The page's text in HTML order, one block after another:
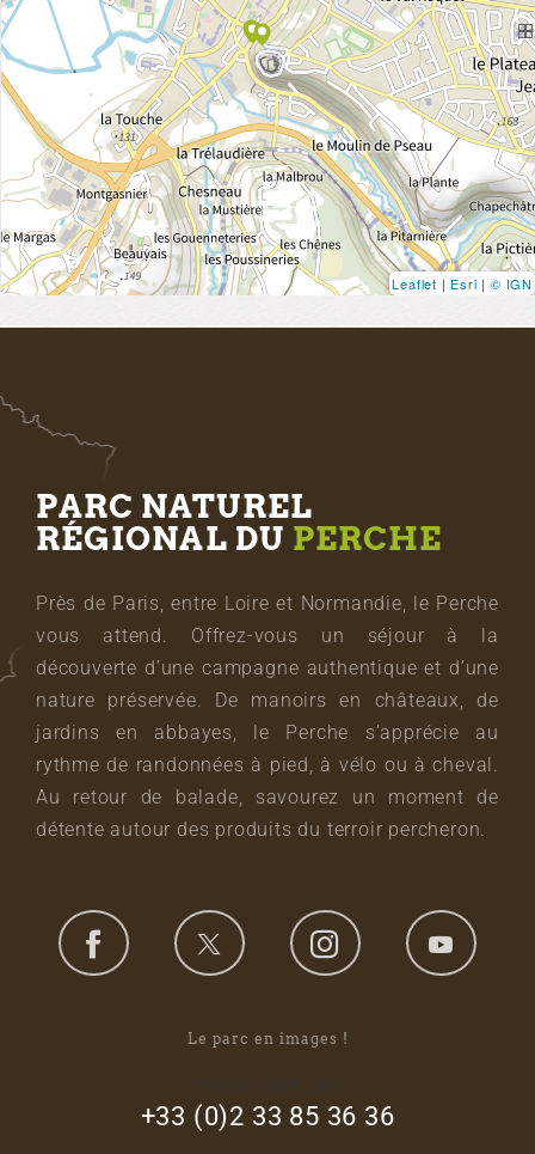
Leaflet | Esri | © IGN
PARC NATUREL
RÉGIONAL DU PERCHE
Près de Paris, entre Loire et Normandie, le Perche
vous attend. Offrez-vous un séjour à la
découverte d’une campagne authentique et d’une
nature préservée. De manoirs en châteaux, de
jardins en abbayes, le Perche s’apprécie au
rythme de randonnées à pied, à vélo ou à cheval.
Au retour de balade, savourez un moment de
détente autour des produits du terroir percheron.
Le parc en images !
+33 (0)2 33 85 36 36